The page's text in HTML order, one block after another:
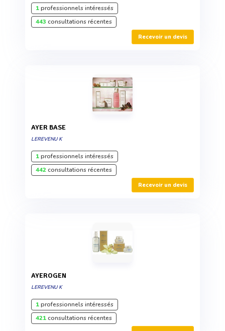
1professionnels intéressés
443 consultations récentes
Recevoir un devis
AYER BASE
LEREVENU K
1professionnels intéressés
442consultations récentes
Recevoir un devis
AYEROGEN
LEREVENU K
1professionnels intéressés
421consultations récentes